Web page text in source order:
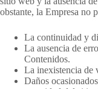
obstante, la Empresa no
La continuidad y
La ausencia de
Contenidos.
La inexistencia de
Daños